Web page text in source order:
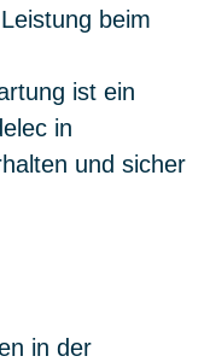
beim
ist ein
in
und sicher
in der